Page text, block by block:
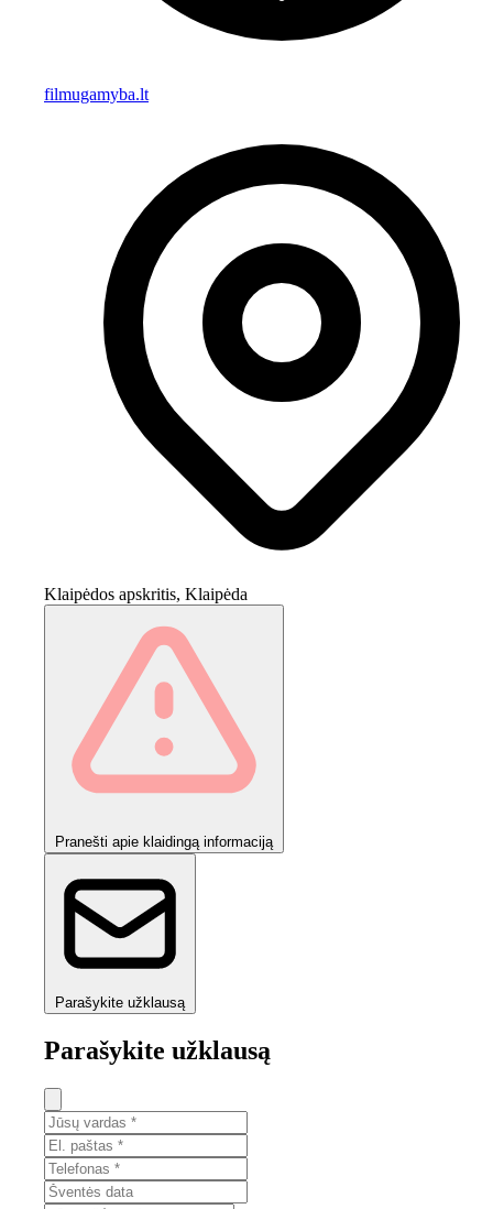
filmugamyba.lt
Klaipėdos apskritis, Klaipėda
Pranešti apie klaidingą informaciją
Parašykite užklausą
Parašykite užklausą